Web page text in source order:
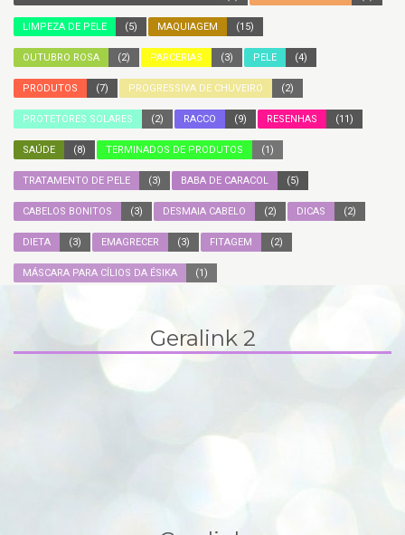
LIMPEZA DE PELE (5) MAQUIAGEM (15)
OUTUBRO ROSA (2) PARCERIAS (3) PELE (4)
PRODUTOS (7) PROGRESSIVA DE CHUVEIRO (2)
PROTETORES SOLARES (2) RACCO (9) RESENHAS (11)
SAÚDE (8) TERMINADOS DE PRODUTOS (1)
TRATAMENTO DE PELE (3) BABA DE CARACOL (5)
CABELOS BONITOS (3) DESMAIA CABELO (2) DICAS (2)
DIETA (3) EMAGRECER (3) FITAGEM (2)
MÁSCARA PARA CÍLIOS DA ÉSIKA (1)
Geralink 2